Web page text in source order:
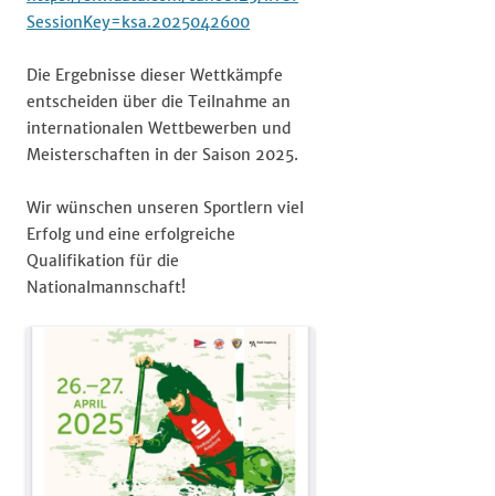
SessionKey=ksa.2025042600
Die Ergebnisse dieser Wettkämpfe
entscheiden über die Teilnahme an
internationalen Wettbewerben und
Meisterschaften in der Saison 2025.​
Wir wünschen unseren Sportlern viel
Erfolg und eine erfolgreiche
Qualifikation für die
Nationalmannschaft!